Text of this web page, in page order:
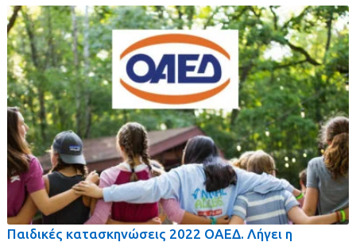
Παιδικές κατασκηνώσεις 2022 ΟΑΕΔ. Λήγει η